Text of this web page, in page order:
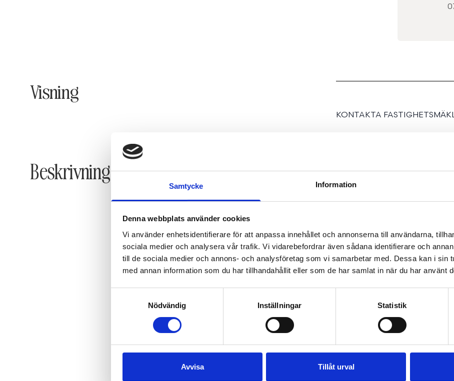
Samtycke Information
Denna webbplats använder cookies
Vi använder enhetsidentifierare för att anpassa innehållet och annonserna till användarna,
sociala medier och analysera vår trafik. Vi vidarebefordrar även sådana identifierare och
till de sociala medier och annons- och analysföretag som vi samarbetar med. Dessa kan i sin
med annan information som du har tillhandahållit eller som de har samlat in när du har använt
Nödvändig
Inställningar Statistik
Avvisa Tillåt urval
Visning
KONTAKTA
Beskrivning
Etagelägenhet med två
RAW är ett unikt
planlösning, ditt
om RAW:s pågående
Lägenheterna som säljs
härliga fönster och bra
förutsättningar att
behöver tumma på
känslan så går det
RAW bygger grunden –
Våra kök levereras t.ex.